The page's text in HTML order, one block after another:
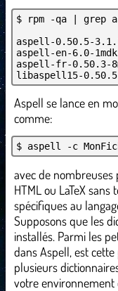
$ rpm -qa | grep
aspell-0.50.5-
aspell-en-6.0-1mdk
aspell-fr-0.50.3-
libaspell15-
Aspell se lance en
comme:
$ aspell -c
avec de
HTML ou LaTeX
spécifiques au
Supposons que les
installés. Parmi les
dans Aspell, est
plusieurs
votre environnement